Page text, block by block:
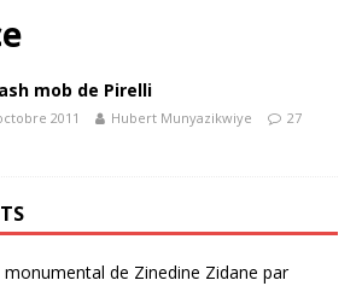
mob de Pirelli
2011 Hubert Munyazikwiye 27
monumental de Zinedine Zidane par